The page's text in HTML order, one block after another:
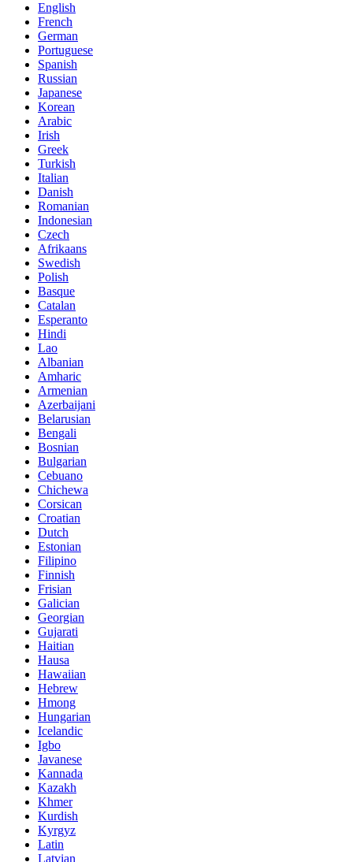
English
French
German
Portuguese
Spanish
Russian
Japanese
Korean
Arabic
Irish
Greek
Turkish
Italian
Danish
Romanian
Indonesian
Czech
Afrikaans
Swedish
Polish
Basque
Catalan
Esperanto
Hindi
Lao
Albanian
Amharic
Armenian
Azerbaijani
Belarusian
Bengali
Bosnian
Bulgarian
Cebuano
Chichewa
Corsican
Croatian
Dutch
Estonian
Filipino
Finnish
Frisian
Galician
Georgian
Gujarati
Haitian
Hausa
Hawaiian
Hebrew
Hmong
Hungarian
Icelandic
Igbo
Javanese
Kannada
Kazakh
Khmer
Kurdish
Kyrgyz
Latin
Latvian